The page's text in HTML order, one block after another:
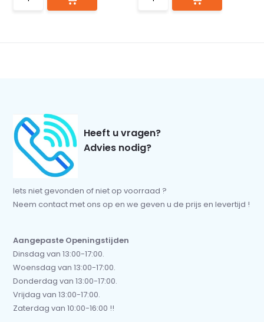
Heeft u vragen?
Advies nodig?
Iets niet gevonden of niet op voorraad ?
Neem contact met ons op en we geven u de prijs en levertijd !
Aangepaste Openingstijden
Dinsdag van 13:00-17:00.
Woensdag van 13:00-17:00.
Donderdag van 13:00-17:00.
Vrijdag van 13:00-17:00.
Zaterdag van 10:00-16:00 !!